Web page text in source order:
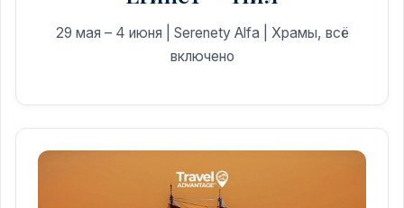
29 мая – 4 июня | Serenety Alfa | Храмы, всё
включено